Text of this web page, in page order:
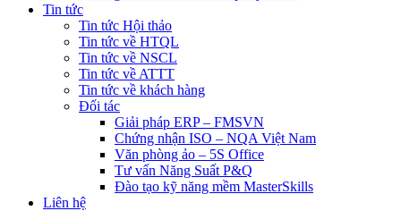
Tin tức
Tin tức Hội thảo
Tin tức về HTQL
Tin tức về NSCL
Tin tức về ATTT
Tin tức về khách hàng
Đối tác
Giải pháp ERP – FMSVN
Chứng nhận ISO – NQA Việt Nam
Văn phòng ảo – 5S Office
Tư vấn Năng Suất P&Q
Đào tạo kỹ năng mềm MasterSkills
Liên hệ